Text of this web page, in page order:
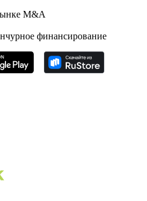
M&A
финансирование